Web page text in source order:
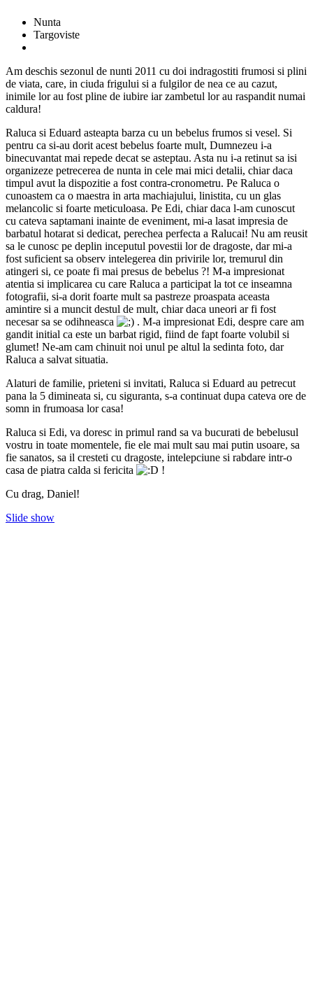
Nunta
Targoviste
Am deschis sezonul de nunti 2011 cu doi indragostiti frumosi si plini
de viata, care, in ciuda frigului si a fulgilor de nea ce au cazut,
inimile lor au fost pline de iubire iar zambetul lor au raspandit numai
caldura!
Raluca si Eduard asteapta barza cu un bebelus frumos si vesel. Si
pentru ca si-au dorit acest bebelus foarte mult, Dumnezeu i-a
binecuvantat mai repede decat se asteptau. Asta nu i-a retinut sa isi
organizeze petrecerea de nunta in cele mai mici detalii, chiar daca
timpul avut la dispozitie a fost contra-cronometru. Pe Raluca o
cunoastem ca o maestra in arta machiajului, linistita, cu un glas
melancolic si foarte meticuloasa. Pe Edi, chiar daca l-am cunoscut
cu cateva saptamani inainte de eveniment, mi-a lasat impresia de
barbatul hotarat si dedicat, perechea perfecta a Ralucai! Nu am reusit
sa le cunosc pe deplin inceputul povestii lor de dragoste, dar mi-a
fost suficient sa observ intelegerea din privirile lor, tremurul din
atingeri si, ce poate fi mai presus de bebelus ?! M-a impresionat
atentia si implicarea cu care Raluca a participat la tot ce inseamna
fotografii, si-a dorit foarte mult sa pastreze proaspata aceasta
amintire si a muncit destul de mult, chiar daca uneori ar fi fost
necesar sa se odihneasca
. M-a impresionat Edi, despre care am
gandit initial ca este un barbat rigid, fiind de fapt foarte volubil si
glumet! Ne-am cam chinuit noi unul pe altul la sedinta foto, dar
Raluca a salvat situatia.
Alaturi de familie, prieteni si invitati, Raluca si Eduard au petrecut
pana la 5 dimineata si, cu siguranta, s-a continuat dupa cateva ore de
somn in frumoasa lor casa!
Raluca si Edi, va doresc in primul rand sa va bucurati de bebelusul
vostru in toate momentele, fie ele mai mult sau mai putin usoare, sa
fie sanatos, sa il cresteti cu dragoste, intelepciune si rabdare intr-o
casa de piatra calda si fericita
!
Cu drag, Daniel!
Slide show